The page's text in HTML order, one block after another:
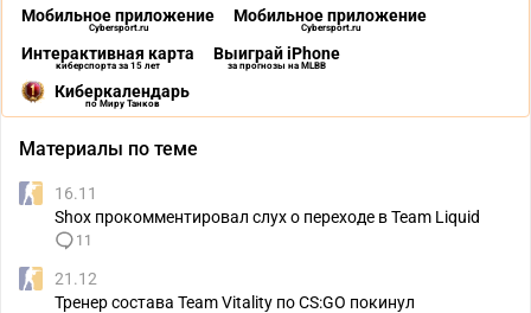
Мобильное приложение
Cybersport.ru
Мобильное приложение
Cybersport.ru
Интерактивная карта
киберспорта за 15 лет
Выиграй iPhone
за прогнозы на MLBB
Киберкалендарь
по Миру Танков
Материалы по теме
16.11
Shox прокомментировал слух о переходе в Team Liquid
11
21.12
Тренер состава Team Vitality по CS:GO покинул